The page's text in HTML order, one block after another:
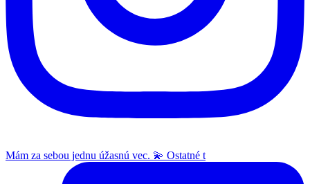
Mám za sebou jednu úžasnú vec. 💫 Ostatné t